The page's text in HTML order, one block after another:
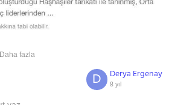
Daha fazla
Derya Ergenay
8 yıl
D